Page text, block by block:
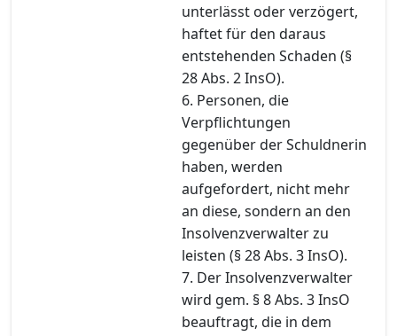
unterlässt oder verzögert,
haftet für den daraus
entstehenden Schaden (§
28 Abs. 2 InsO).
6. Personen, die
Verpflichtungen
gegenüber der Schuldnerin
haben, werden
aufgefordert, nicht mehr
an diese, sondern an den
Insolvenzverwalter zu
leisten (§ 28 Abs. 3 InsO).
7. Der Insolvenzverwalter
wird gem. § 8 Abs. 3 InsO
beauftragt, die in dem